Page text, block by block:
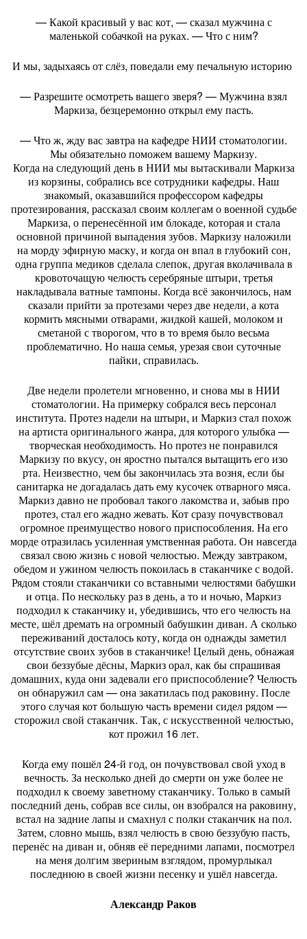
— Какой красивый у вас кот, — сказал мужчина с
маленькой собачкой на руках. — Что с ним?
И мы, задыхаясь от слёз, поведали ему печальную историю
— Разрешите осмотреть вашего зверя? — Мужчина взял
Маркиза, безцеремонно открыл ему пасть.
— Что ж, жду вас завтра на кафедре НИИ стоматологии.
Мы обязательно поможем вашему Маркизу.
Когда на следующий день в НИИ мы вытаскивали Маркиза
из корзины, собрались все сотрудники кафедры. Наш
знакомый, оказавшийся профессором кафедры
протезирования, рассказал своим коллегам о военной судьбе
Маркиза, о перенесённой им блокаде, которая и стала
основной причиной выпадения зубов. Маркизу наложили
на морду эфирную маску, и когда он впал в глубокий сон,
одна группа медиков сделала слепок, другая вколачивала в
кровоточащую челюсть серебряные штыри, третья
накладывала ватные тампоны. Когда всё закончилось, нам
сказали прийти за протезами через две недели, а кота
кормить мясными отварами, жидкой кашей, молоком и
сметаной с творогом, что в то время было весьма
проблематично. Но наша семья, урезая свои суточные
пайки, справилась.
Две недели пролетели мгновенно, и снова мы в НИИ
стоматологии. На примерку собрался весь персонал
института. Протез надели на штыри, и Маркиз стал похож
на артиста оригинального жанра, для которого улыбка —
творческая необходимость. Но протез не понравился
Маркизу по вкусу, он яростно пытался вытащить его изо
рта. Неизвестно, чем бы закончилась эта возня, если бы
санитарка не догадалась дать ему кусочек отварного мяса.
Маркиз давно не пробовал такого лакомства и, забыв про
протез, стал его жадно жевать. Кот сразу почувствовал
огромное преимущество нового приспособления. На его
морде отразилась усиленная умственная работа. Он навсегда
связал свою жизнь с новой челюстью. Между завтраком,
обедом и ужином челюсть покоилась в стаканчике с водой.
Рядом стояли стаканчики со вставными челюстями бабушки
и отца. По нескольку раз в день, а то и ночью, Маркиз
подходил к стаканчику и, убедившись, что его челюсть на
месте, шёл дремать на огромный бабушкин диван. А сколько
переживаний досталось коту, когда он однажды заметил
отсутствие своих зубов в стаканчике! Целый день, обнажая
свои беззубые дёсны, Маркиз орал, как бы спрашивая
домашних, куда они задевали его приспособление? Челюсть
он обнаружил сам — она закатилась под раковину. После
этого случая кот большую часть времени сидел рядом —
сторожил свой стаканчик. Так, с искусственной челюстью,
кот прожил 16 лет.
Когда ему пошёл 24-й год, он почувствовал свой уход в
вечность. За несколько дней до смерти он уже более не
подходил к своему заветному стаканчику. Только в самый
последний день, собрав все силы, он взобрался на раковину,
встал на задние лапы и смахнул с полки стаканчик на пол.
Затем, словно мышь, взял челюсть в свою беззубую пасть,
перенёс на диван и, обняв её передними лапами, посмотрел
на меня долгим звериным взглядом, промурлыкал
последнюю в своей жизни песенку и ушёл навсегда.
Александр Раков